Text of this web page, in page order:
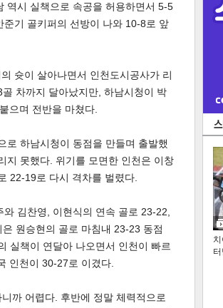
역시 실책으로 속공을 허용하면서 5-5
기 골키퍼의 선방이 나와 10-8로 앞
슛이 살아나면서 인천도시공사가 리
차까지 달아났지만, 하남시청이 박
으며 전반을 마쳤다.
로 하남시청이 동점을 만들며 출발했
지 못했다. 위기를 모면한 인천은 이창
22-19로 다시 격차를 벌렸다.
김찬영, 이현식의 연속 골로 23-22,
원승현의 골로 마침내 23-23 동점
실책이 연달아 나오면서 인천이 빠르
인천이 30-27로 이겼다.
까 어렵다. 후반에 정말 체력적으로